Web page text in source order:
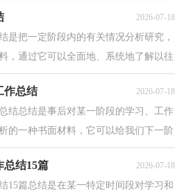
2026-07-18
是把一定阶段内的有关情况分析研究，
，通过它可以全面地、系统地了解以往
准备一份总结吧。那么...
作总结 2026-07-18
结总结是事后对某一阶段的学习、工作
的一种书面材料，它可以给我们下一阶
让我们好好写一份总...
总结15篇 2026-07-18
15篇总结是在某一特定时间段对学习和